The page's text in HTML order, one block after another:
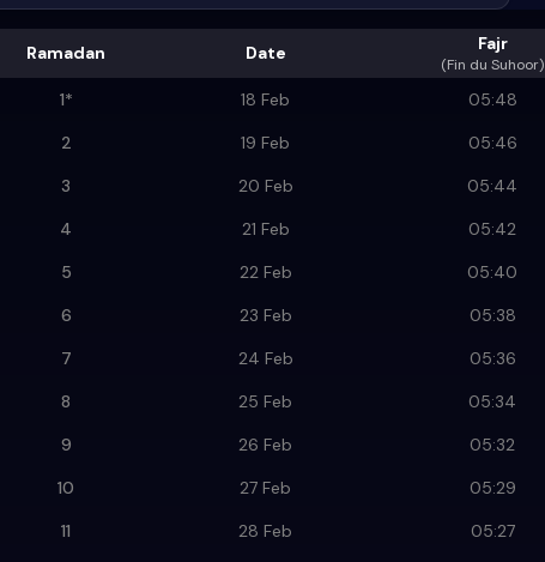
Ramadan Date Fajr
(Fin du Suhoor)
1* 18 Feb 05:48
2
19 Feb 05:46
3
20 Feb 05:44
4
21 Feb 05:42
5
22 Feb 05:40
6
23 Feb 05:38
7
24 Feb 05:36
8
25 Feb 05:34
9
26 Feb 05:32
10
27 Feb 05:29
11
28 Feb 05:27